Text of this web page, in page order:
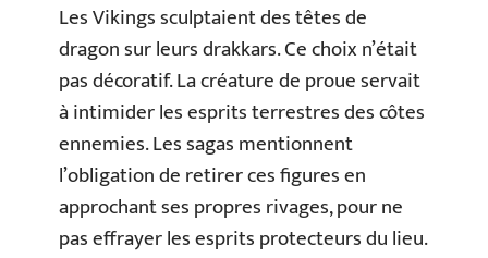
Les Vikings sculptaient des têtes de
dragon sur leurs drakkars. Ce choix n’était
pas décoratif. La créature de proue servait
à intimider les esprits terrestres des côtes
ennemies. Les sagas mentionnent
l’obligation de retirer ces figures en
approchant ses propres rivages, pour ne
pas effrayer les esprits protecteurs du lieu.